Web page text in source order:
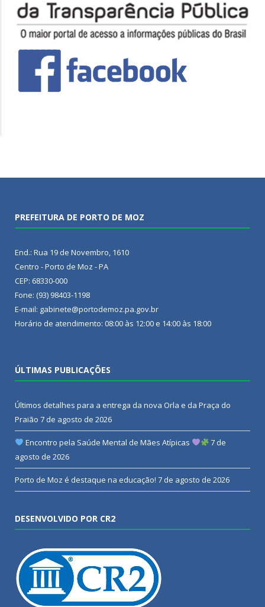
PREFEITURA DE PORTO DE MOZ
End.: Rua 19 de Novembro, 1610
Centro - Porto de Moz - PA
CEP: 68330-000
Fone: (93) 98403-1198
E-mail: gabinete@portodemoz.pa.gov.br
Horário de atendimento: 08:00 às 12:00 e 14:00 às 18:00
ÚLTIMAS PUBLICAÇÕES
Últimos detalhes para a entrega da nova Orla e da Praça do
Praião 7 de agosto de 2026
Encontro pela Saúde Mental de Mães Atípicas
7 de
agosto de 2026
Porto de Moz é destaque na educação! 7 de agosto de 2026
DESENVOLVIDO POR CR2